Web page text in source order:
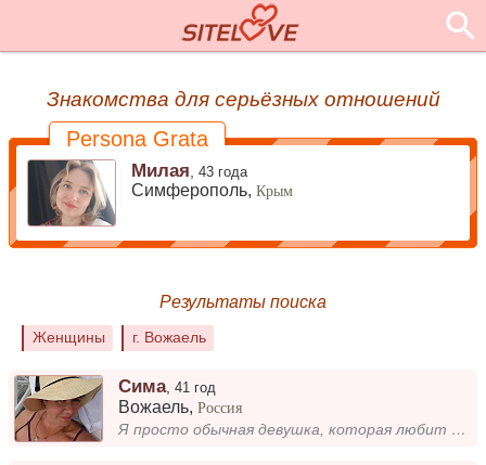
Знакомства для серьёзных отношений
Persona Grata
Милая ,43 года
Симферополь,Крым
Результаты поиска
Женщины г. Вожаель
Сима,41 год
Вожаель,Россия
Я просто обычная девушка, которая любит улыбаться и находить радость в мелочах. Мне нравится общение, новые знакомства и...